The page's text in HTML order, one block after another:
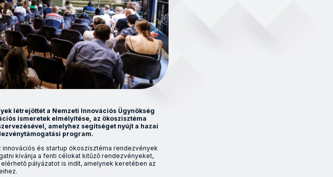
létrejöttét a Nemzeti Innovációs Ügynökség
ismeretek elmélyítése, az ökoszisztéma
amelyhez segítséget nyújt a hazai
program.
és startup ökoszisztéma rendezvények
kívánja a fenti célokat kitűző rendezvényeket,
pályázatot is indít, amelynek keretében az